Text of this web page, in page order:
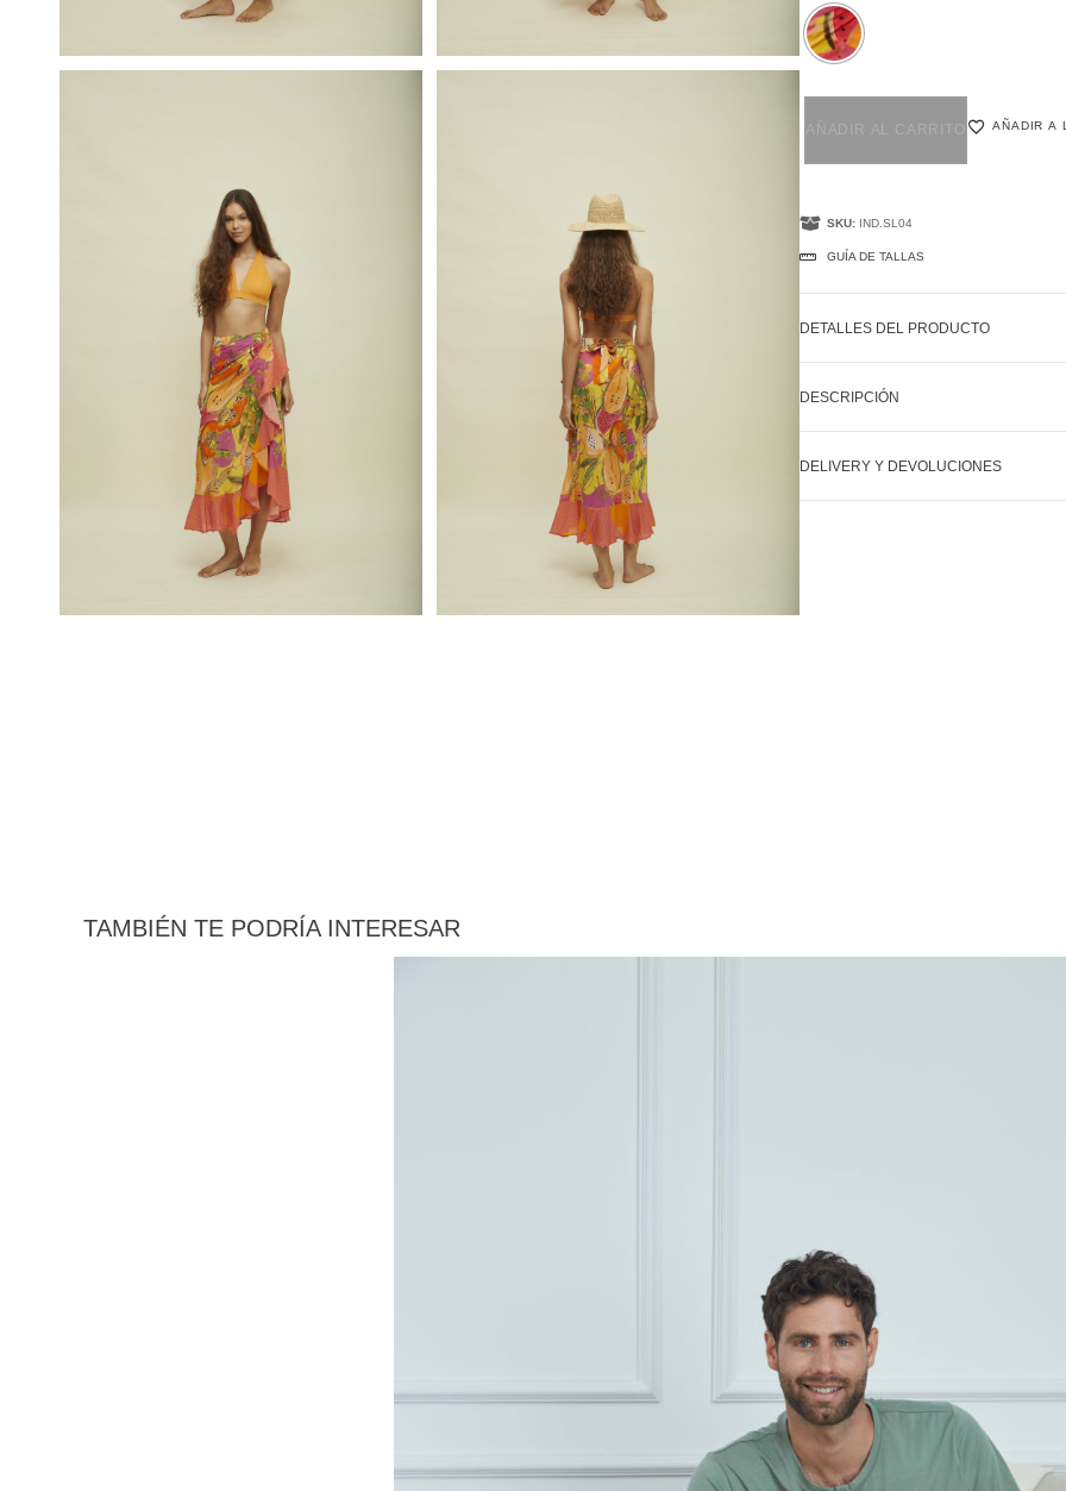
AÑADIR AL CARRITO AÑADIR A
SKU: IND.SL04
GUÍA DE TALLAS
DETALLES DEL PRODUCTO
DESCRIPCIÓN
DELIVERY Y DEVOLUCIONES
TAMBIÉN TE PODRÍA INTERESAR